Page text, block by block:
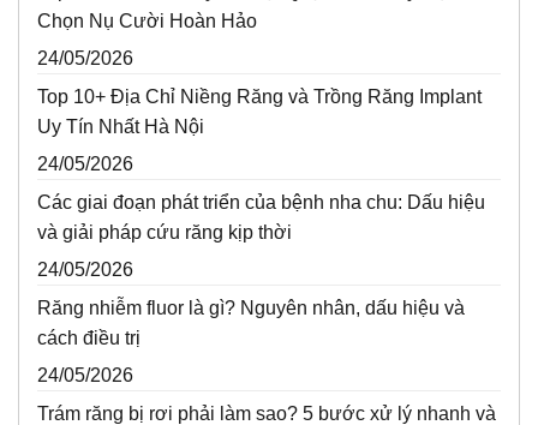
Chọn Nụ Cười Hoàn Hảo
24/05/2026
Top 10+ Địa Chỉ Niềng Răng và Trồng Răng Implant
Uy Tín Nhất Hà Nội
24/05/2026
Các giai đoạn phát triển của bệnh nha chu: Dấu hiệu
và giải pháp cứu răng kịp thời
24/05/2026
Răng nhiễm fluor là gì? Nguyên nhân, dấu hiệu và
cách điều trị
24/05/2026
Trám răng bị rơi phải làm sao? 5 bước xử lý nhanh và